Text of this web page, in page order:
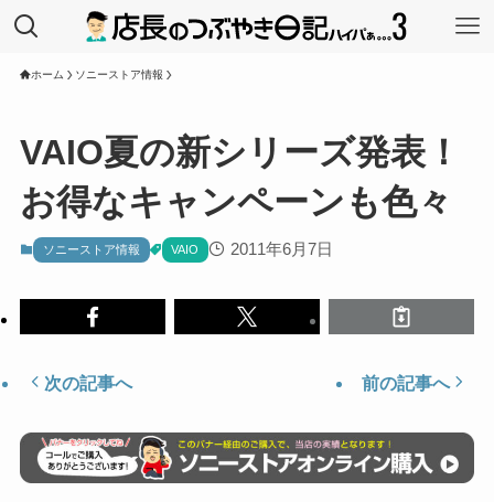
ホーム ソニーストア情報
VAIO夏の新シリーズ発表！
お得なキャンペーンも色々
ソニーストア情報 VAIO 2011年6月7日
次の記事へ 前の記事へ